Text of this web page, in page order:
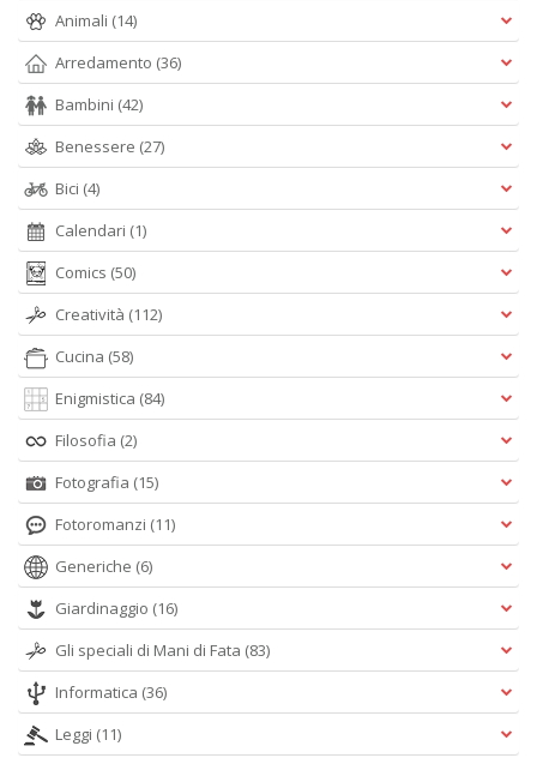
Animali (14)
Arredamento (36)
Bambini (42)
Benessere (27)
Bici (4)
Calendari (1)
Comics (50)
Creatività (112)
Cucina (58)
Enigmistica (84)
Filosofia (2)
Fotografia (15)
Fotoromanzi (11)
Generiche (6)
Giardinaggio (16)
Gli speciali di Mani di Fata (83)
Informatica (36)
Leggi (11)